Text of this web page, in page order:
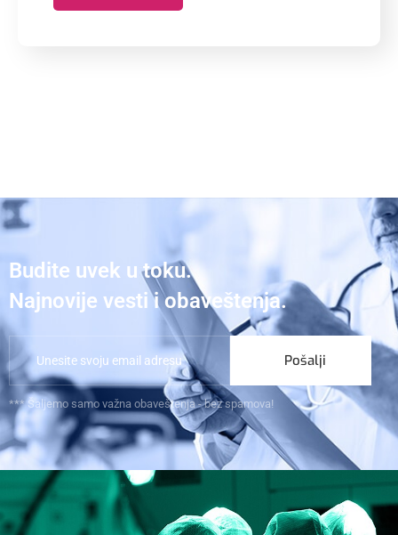
Budite uvek u toku.
Najnovije vesti i obaveštenja.
Pošalji
*** Šaljemo samo važna obaveštenja - bez spamova!